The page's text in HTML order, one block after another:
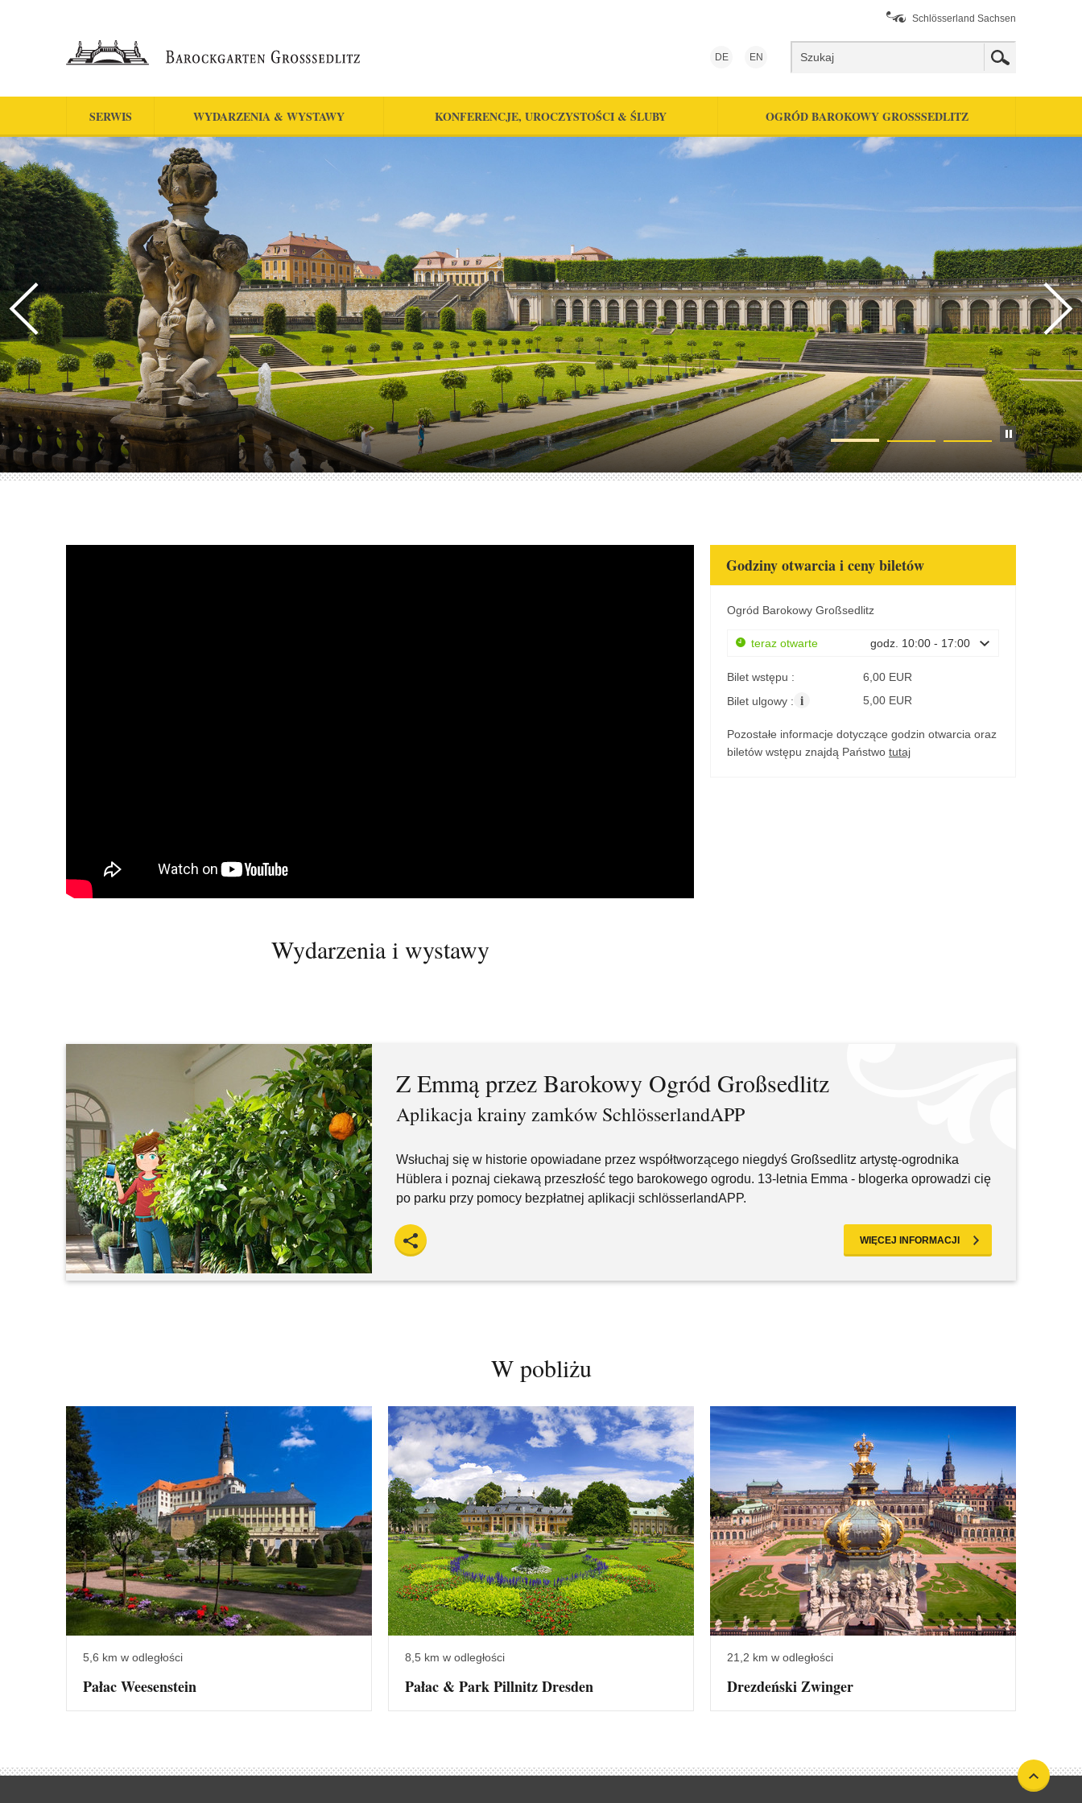
Schlösserland Sachsen
DE EN
SERWIS WYDARZENIA & WYSTAWY KONFERENCJE, UROCZYSTOŚCI & ŚLUBY OGRÓD BAROKOWY GROSSSEDLITZ
Godziny otwarcia i ceny biletów
Ogród Barokowy Großsedlitz
teraz otwarte godz. 10:00 - 17:00
Bilet wstępu :
6,00 EUR
Bilet ulgowy : i 5,00 EUR
Pozostałe informacje dotyczące godzin otwarcia oraz
biletów wstępu znajdą Państwo tutaj
Wydarzenia i wystawy
Z Emmą przez Barokowy Ogród Großsedlitz
Aplikacja krainy zamków SchlösserlandAPP
Wsłuchaj się w historie opowiadane przez współtworzącego niegdyś Großsedlitz artystę-ogrodnika
Hüblera i poznaj ciekawą przeszłość tego barokowego ogrodu. 13-letnia Emma - blogerka oprowadzi cię
po parku przy pomocy bezpłatnej aplikacji schlösserlandAPP.
WIĘCEJ INFORMACJI
W pobliżu
5,6 km w odległości
Pałac Weesenstein
8,5 km w odległości
Pałac & Park Pillnitz Dresden
21,2 km w odległości
Drezdeński Zwinger